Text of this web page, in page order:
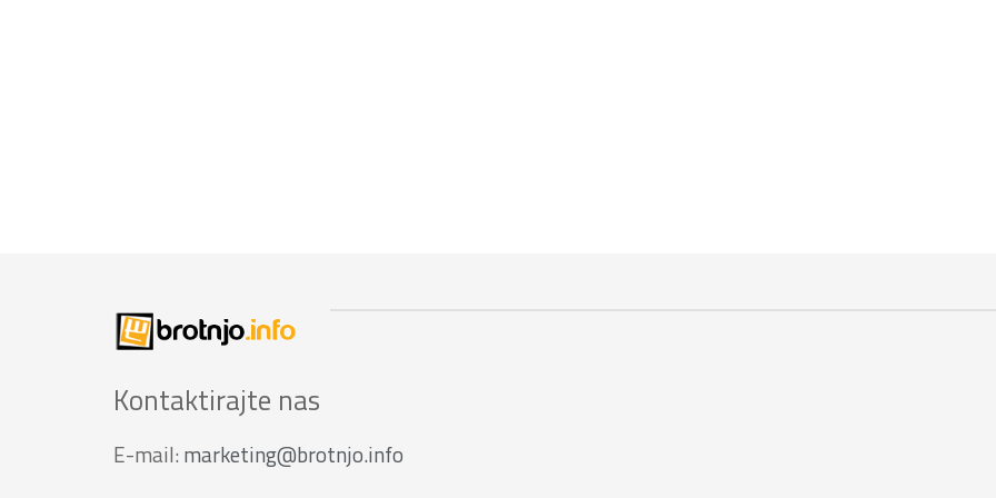
Kontaktirajte nas
E-mail: marketing@brotnjo.info